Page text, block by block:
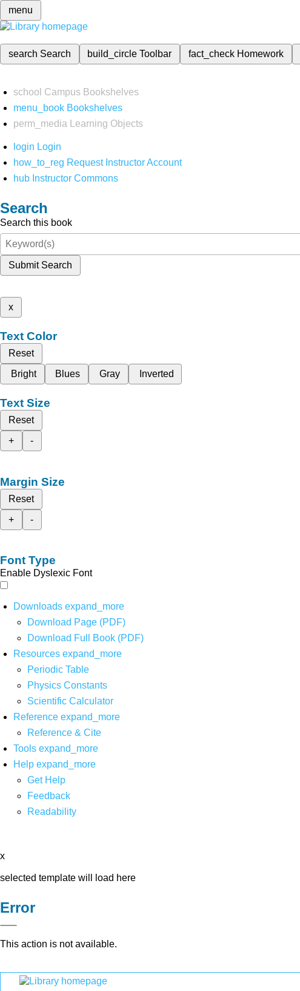
menu
search Search build_circleToolbar fact_check Homework
school Campus Bookshelves
menu_book Bookshelves
perm_media
Learning Objects
login Login
how_to_reg Request Instructor Account
hub Instructor Commons
Search
Search this book
Submit Search
x
Text Color
Reset
Bright
Blues Gray Inverted
Text Size
Reset
+
-
Margin Size
Reset
+
-
Font Type
Enable Dyslexic Font
Downloads expand_more
Download Page (PDF)
Download Full Book (PDF)
Resources expand_more
Periodic Table
Physics Constants
Scientific Calculator
Reference expand_more
Reference & Cite
Tools expand_more
Help expand_more
Get Help
Feedback
Readability
x
selected template will load here
Error
This action is not available.